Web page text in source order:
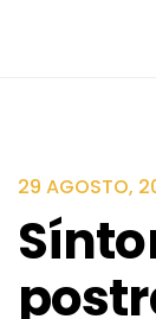
29 AGOSTO,